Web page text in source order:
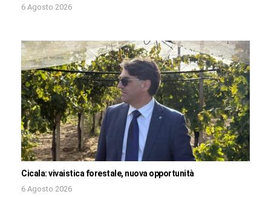
6 Agosto 2026
Cicala: vivaistica forestale, nuova opportunità
6 Agosto 2026